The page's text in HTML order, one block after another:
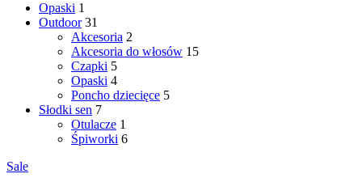
Opaski 1
Outdoor 31
Akcesoria 2
Akcesoria do włosów 15
Czapki 5
Opaski 4
Poncho dziecięce 5
Słodki sen 7
Otulacze 1
Śpiworki 6
Sale